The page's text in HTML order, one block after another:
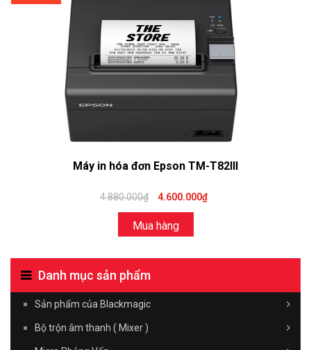
Máy in hóa đơn Epson TM-T82III
4.880.000₫ 4.600.000₫
Mua hàng
Danh mục sản phẩm
Sản phẩm của Blackmagic
Bộ trộn âm thanh ( Mixer )